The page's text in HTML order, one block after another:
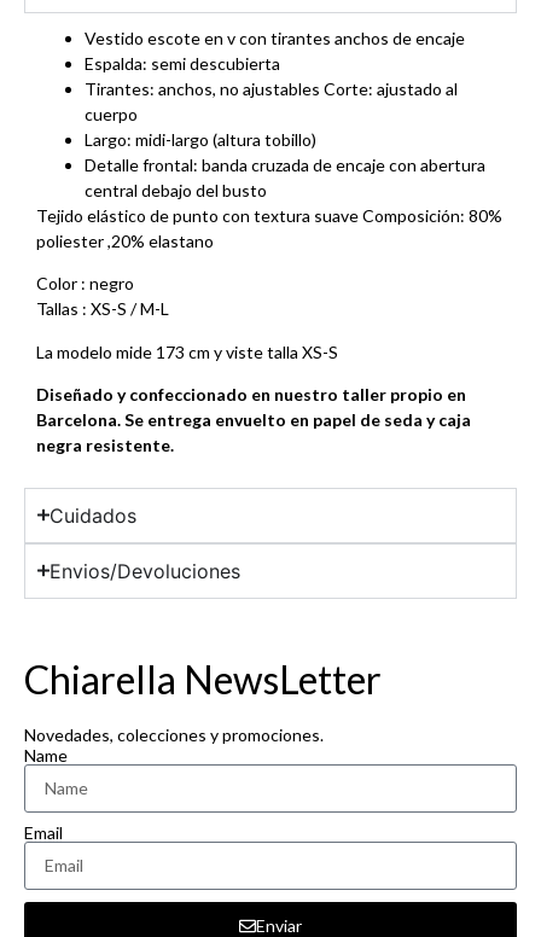
Vestido escote en v con tirantes anchos de encaje
Espalda: semi descubierta
Tirantes: anchos, no ajustables Corte: ajustado al
cuerpo
Largo: midi-largo (altura tobillo)
Detalle frontal: banda cruzada de encaje con abertura
central debajo del busto
Tejido elástico de punto con textura suave Composición: 80%
poliester ,20% elastano
Color : negro
Tallas : XS-S / M-L
La modelo mide 173 cm y viste talla XS-S
Diseñado y confeccionado en nuestro taller propio en
Barcelona. Se entrega envuelto en papel de seda y caja
negra resistente.
Cuidados
Envios/Devoluciones
Chiarella NewsLetter
Novedades, colecciones y promociones.
Name
Email
Enviar